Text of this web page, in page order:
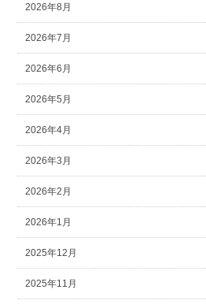
2026年8月
2026年7月
2026年6月
2026年5月
2026年4月
2026年3月
2026年2月
2026年1月
2025年12月
2025年11月